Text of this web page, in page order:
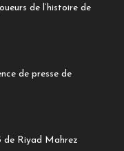
de l’histoire de
de presse de
de Riyad Mahrez